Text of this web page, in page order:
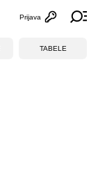
Otvori
Prijava
TABELE